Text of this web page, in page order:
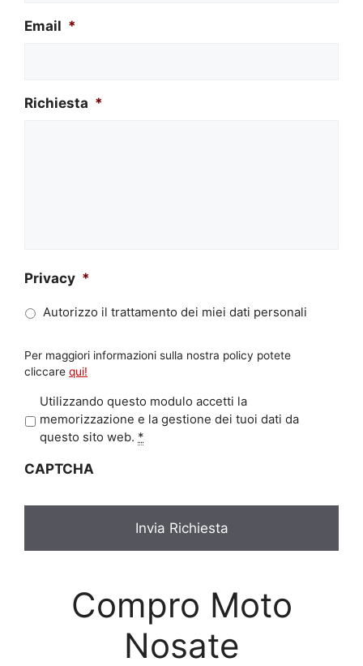
Email *
Richiesta *
Privacy *
Autorizzo il trattamento dei miei dati personali
Per maggiori informazioni sulla nostra policy potete
cliccare qui!
r
a
y
Utilizzando questo modulo accetti la
memorizzazione e la gestione dei tuoi dati da
questo sito web. *
CAPTCHA
Compro Moto
Nosate